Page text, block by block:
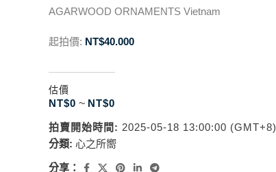
AGARWOOD ORNAMENTS Vietnam
起拍價: NT$40.000
估價
NT$0 ~ NT$0
拍賣開始時間: 2025-05-18 13:00:00 (GMT+8)
分類: 心之所嚮
分享：